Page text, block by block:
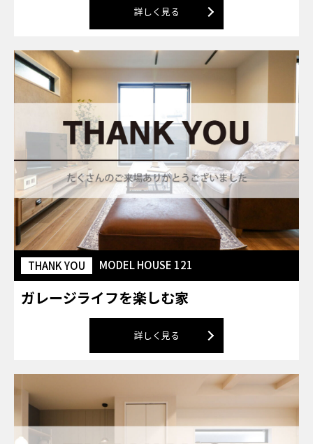
詳しく見る
THANK YOU MODEL HOUSE 121
ガレージライフを楽しむ家
詳しく見る